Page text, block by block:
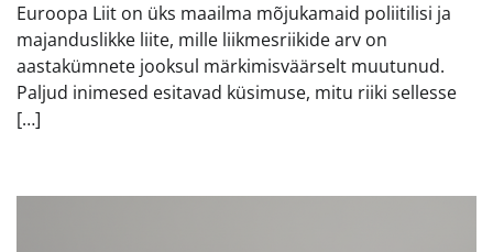
Euroopa Liit on üks maailma mõjukamaid poliitilisi ja
majanduslikke liite, mille liikmesriikide arv on
aastakümnete jooksul märkimisväärselt muutunud.
Paljud inimesed esitavad küsimuse, mitu riiki sellesse
[…]